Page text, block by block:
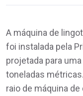
A máquina de
foi instalada pela
projetada para
toneladas
raio de máquina